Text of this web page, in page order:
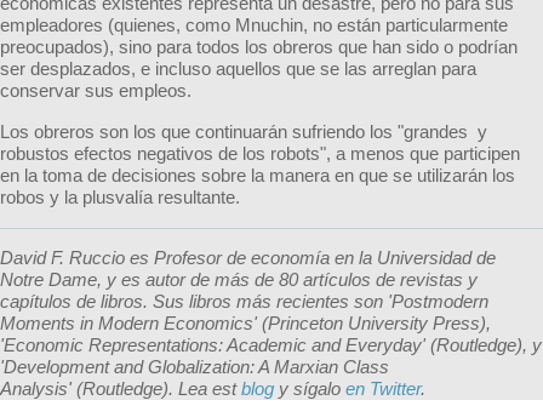
empleadores (quienes, como Mnuchin, no están particularmente
preocupados), sino para todos los obreros que han sido o podrían
ser desplazados, e incluso aquellos que se las arreglan para
conservar sus empleos.
Los obreros son los que continuarán sufriendo los "grandes y
robustos efectos negativos de los robots", a menos que participen
en la toma de decisiones sobre la manera en que se utilizarán los
robos y la plusvalía resultante.
David F. Ruccio es Profesor de economía en la Universidad de
Notre Dame, y es autor de más de 80 artículos de revistas y
capítulos de libros. Sus libros más recientes son 'Postmodern
Moments in Modern Economics' (Princeton University Press),
'Economic Representations: Academic and Everyday' (Routledge), y
'Development and Globalization: A Marxian Class
Analysis' (Routledge). Lea estblog y sígalo en Twitter.